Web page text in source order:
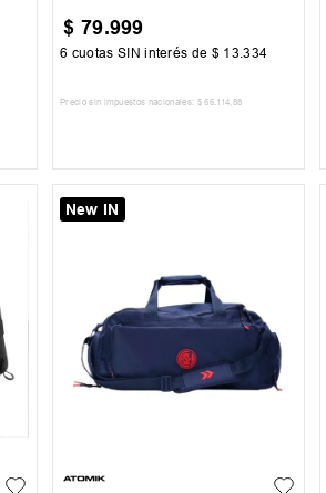
$ 79.999
6 cuotas SIN interés de $ 13 .334
Precio sin impuestos nacionales: $ 66.114,88
New IN